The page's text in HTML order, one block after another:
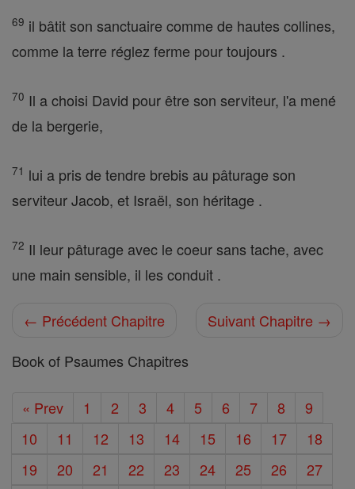
69 il bâtit son sanctuaire comme de hautes collines,
comme la terre réglez ferme pour toujours .
70 Il a choisi David pour être son serviteur, l'a mené
de la bergerie,
71 lui a pris de tendre brebis au pâturage son
serviteur Jacob, et Israël, son héritage .
72 Il leur pâturage avec le coeur sans tache, avec
une main sensible, il les conduit .
← Précédent Chapitre
Suivant Chapitre →
Book of Psaumes Chapitres
« Prev 1 2 3 4 5 6 7 8
9
10
11 12 13 14 15 16 17
18
19
20 21 22 23 24 25 26
27